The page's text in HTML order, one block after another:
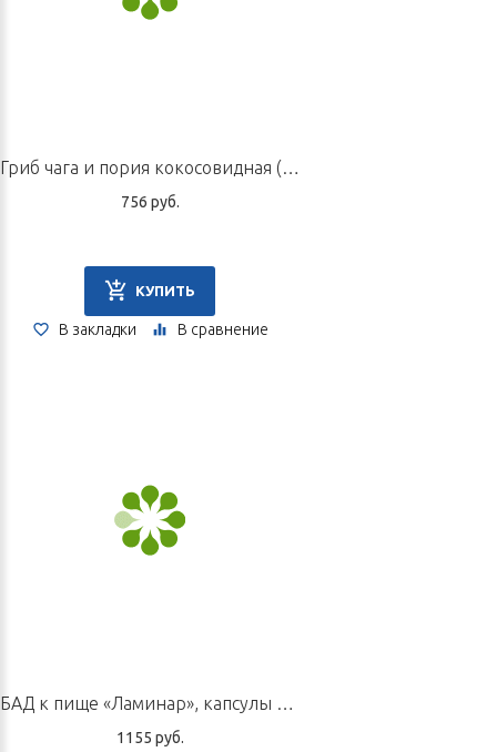
Гриб чага и пория кокосовидная (порошок для приготовления напитка)/композиция № 5, 100 г
756 руб.
КУПИТЬ
В закладки В сравнение
БАД к пище «Ламинар», капсулы по 300 мг
1155 руб.